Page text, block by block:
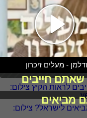
- מעלים זיכרון
שאתם חייבים
מביאים